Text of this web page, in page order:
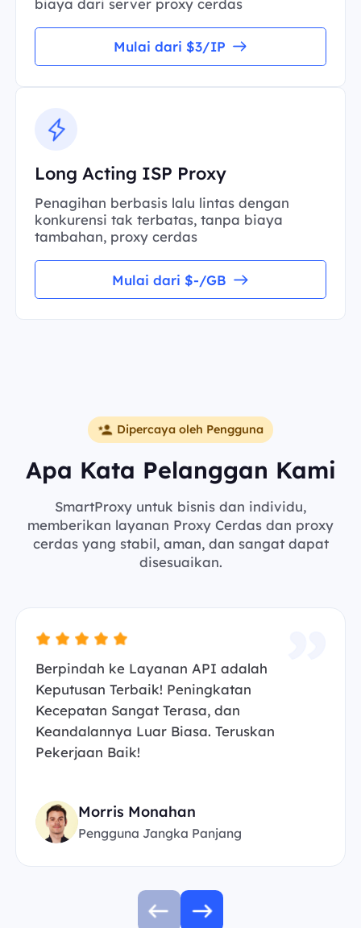
biaya dari server proxy cerdas
Mulai dari $3/IP
Long Acting ISP Proxy
Penagihan berbasis lalu lintas dengan
konkurensi tak terbatas, tanpa biaya
tambahan, proxy cerdas
Mulai dari $-/GB
Dipercaya oleh Pengguna
Apa Kata Pelanggan Kami
SmartProxy untuk bisnis dan individu,
memberikan layanan Proxy Cerdas dan proxy
cerdas yang stabil, aman, dan sangat dapat
disesuaikan.
Berpindah ke Layanan API adalah
Keputusan Terbaik! Peningkatan
Kecepatan Sangat Terasa, dan
Keandalannya Luar Biasa. Teruskan
Pekerjaan Baik!
Morris Monahan
Pengguna Jangka Panjang